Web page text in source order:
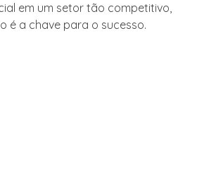
em um setor tão competitivo,
é a chave para o sucesso.